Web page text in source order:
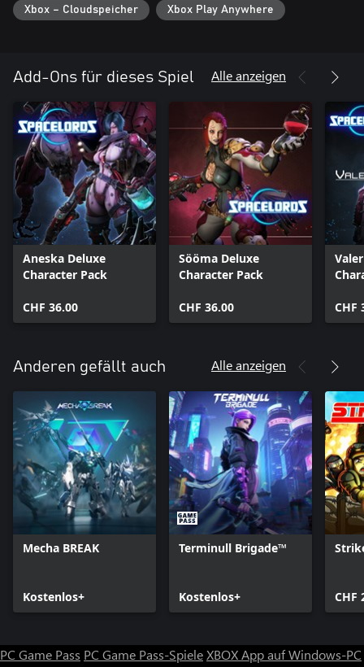
Xbox – Cloudspeicher Xbox Play Anywhere
Add-Ons für dieses Spiel Alle anzeigen
Aneska Deluxe
Character Pack
CHF 36.00
Sööma Deluxe
Character Pack
CHF 36.00 CHF
Anderen gefällt auch Alle anzeigen
Mecha BREAK
Kostenlos+
Terminull Brigade™
Kostenlos+ CHF
PC Game Pass PC Game Pass-SpieleXBOX App auf Windows-PC